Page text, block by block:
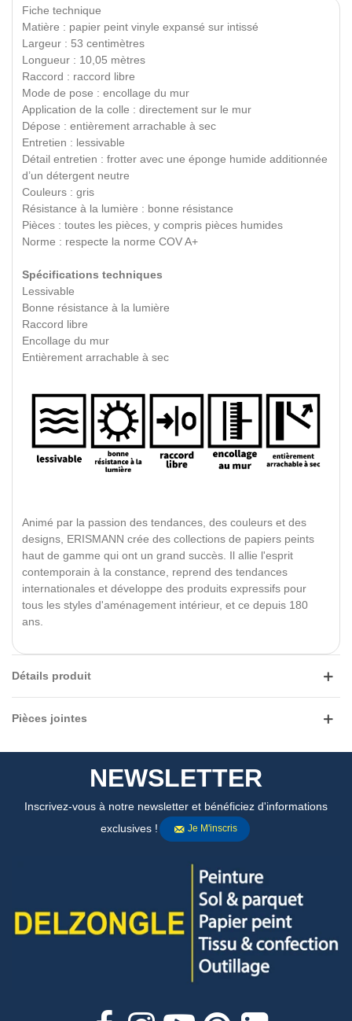
Fiche technique
Matière : papier peint vinyle expansé sur intissé
Largeur : 53 centimètres
Longueur : 10,05 mètres
Raccord : raccord libre
Mode de pose : encollage du mur
Application de la colle : directement sur le mur
Dépose : entièrement arrachable à sec
Entretien : lessivable
Détail entretien : frotter avec une éponge humide additionnée
d’un détergent neutre
Couleurs : gris
Résistance à la lumière : bonne résistance
Pièces : toutes les pièces, y compris pièces humides
Norme : respecte la norme COV A+
Spécifications techniques
Lessivable
Bonne résistance à la lumière
Raccord libre
Encollage du mur
Entièrement arrachable à sec
Animé par la passion des tendances, des couleurs et des
designs, ERISMANN crée des collections de papiers peints
haut de gamme qui ont un grand succès. Il allie l'esprit
contemporain à la constance, reprend des tendances
internationales et développe des produits expressifs pour
tous les styles d'aménagement intérieur, et ce depuis 180
ans.
Détails produit
Pièces jointes
NEWSLETTER
Inscrivez-vous à notre newsletter et bénéficiez d'informations
exclusives !
Je M'inscris